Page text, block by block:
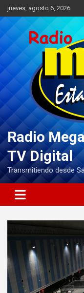
Saltar
al
contenido
jueves, agosto 6, 2026
Radio
TV Digital
Transmitiendo desde